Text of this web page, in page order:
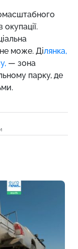
може. Ділянка,
— зона
парку, де